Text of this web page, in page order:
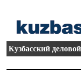
Кузбасский